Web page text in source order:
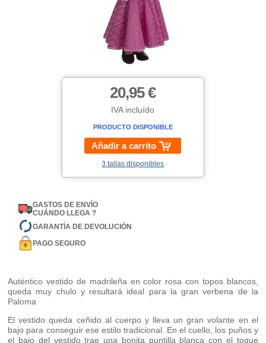
20,95 €
IVA incluído
PRODUCTO DISPONIBLE
Añadir a carrito
3 tallas disponibles
GASTOS DE ENVÍO
CUÁNDO LLEGA ?
GARANTÍA DE DEVOLUCIÓN
PAGO SEGURO
Auténtico vestido de madrileña en color rosa con topos blancos,
queda muy chulo y resultará ideal para la gran verbena de la
Paloma
El vestido queda ceñido al cuerpo y lleva un gran volante en el
bajo para conseguir ese estilo tradicional. En el cuello, los puños y
el bajo del vestido trae una bonita puntilla blanca con el toque